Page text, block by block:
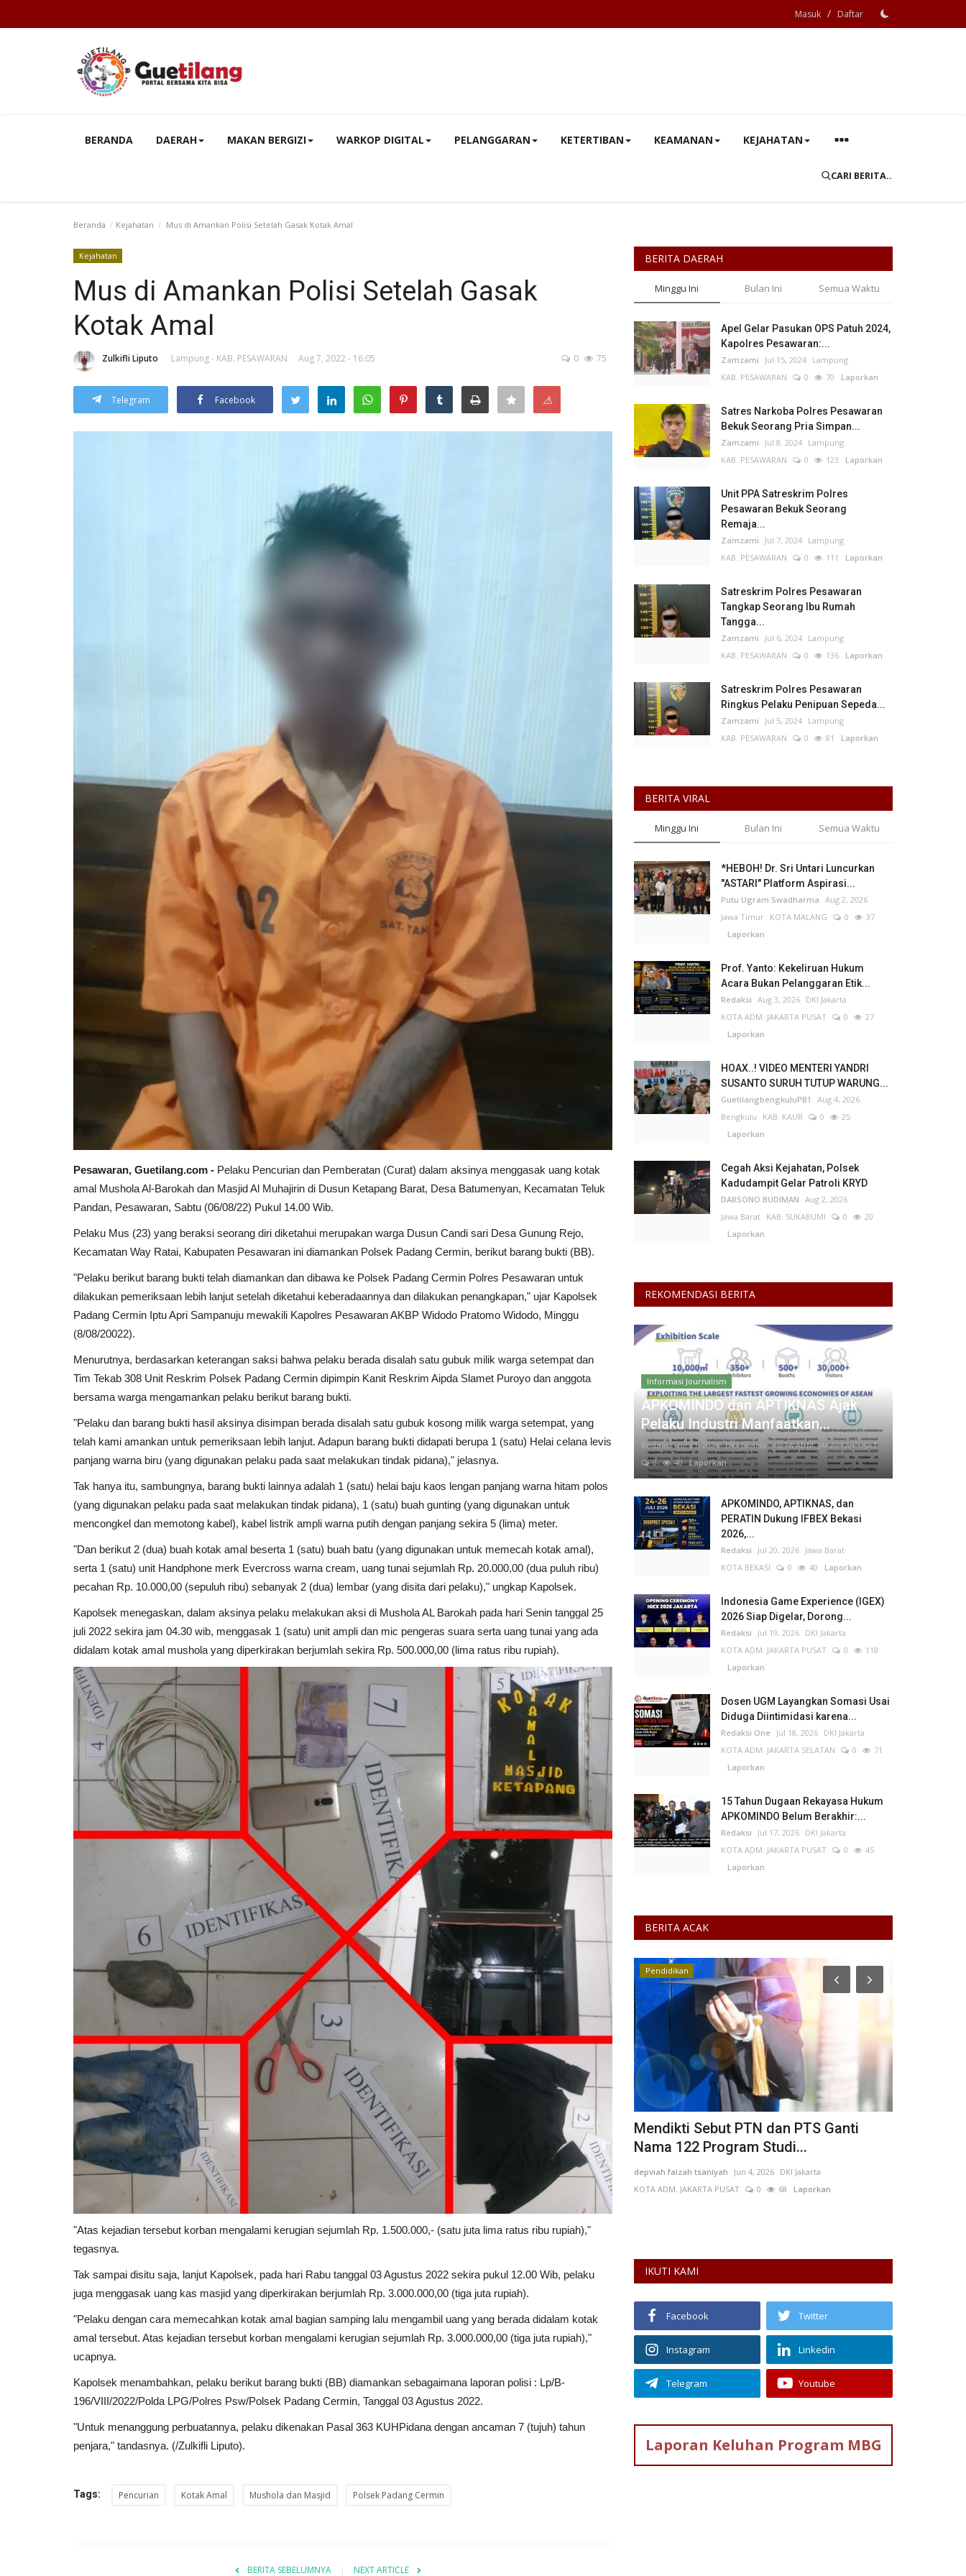
Masuk / Daftar
BERANDA DAERAH MAKAN BERGIZI WARKOP DIGITAL PELANGGARAN KETERTIBAN KEAMANAN KEJAHATAN
CARI BERITA..
Beranda Kejahatan Mus di Amankan Polisi Setelah Gasak Kotak Amal
Kejahatan
Mus di Amankan Polisi Setelah Gasak
Kotak Amal
Zulkifli Liputo Lampung - KAB. PESAWARAN Aug 7, 2022 - 16:05 0 75
Telegram Facebook ⚠
Pesawaran, Guetilang.com - Pelaku Pencurian dan Pemberatan (Curat) dalam aksinya menggasak uang kotak
amal Mushola Al-Barokah dan Masjid Al Muhajirin di Dusun Ketapang Barat, Desa Batumenyan, Kecamatan Teluk
Pandan, Pesawaran, Sabtu (06/08/22) Pukul 14.00 Wib.
Pelaku Mus (23) yang beraksi seorang diri diketahui merupakan warga Dusun Candi sari Desa Gunung Rejo,
Kecamatan Way Ratai, Kabupaten Pesawaran ini diamankan Polsek Padang Cermin, berikut barang bukti (BB).
"Pelaku berikut barang bukti telah diamankan dan dibawa ke Polsek Padang Cermin Polres Pesawaran untuk
dilakukan pemeriksaan lebih lanjut setelah diketahui keberadaannya dan dilakukan penangkapan," ujar Kapolsek
Padang Cermin Iptu Apri Sampanuju mewakili Kapolres Pesawaran AKBP Widodo Pratomo Widodo, Minggu
(8/08/20022).
Menurutnya, berdasarkan keterangan saksi bahwa pelaku berada disalah satu gubuk milik warga setempat dan
Tim Tekab 308 Unit Reskrim Polsek Padang Cermin dipimpin Kanit Reskrim Aipda Slamet Puroyo dan anggota
bersama warga mengamankan pelaku berikut barang bukti.
"Pelaku dan barang bukti hasil aksinya disimpan berada disalah satu gubuk kosong milik warga setempat, yang
telah kami amankan untuk pemeriksaan lebih lanjut. Adapun barang bukti didapati berupa 1 (satu) Helai celana levis
panjang warna biru (yang digunakan pelaku pada saat melakukan tindak pidana)," jelasnya.
Tak hanya itu, sambungnya, barang bukti lainnya adalah 1 (satu) helai baju kaos lengan panjang warna hitam polos
(yang digunakan pelaku pada saat melakukan tindak pidana), 1 (satu) buah gunting (yang digunakan untuk
mencongkel dan memotong kabel), kabel listrik ampli warna putih dengan panjang sekira 5 (lima) meter.
"Dan berikut 2 (dua) buah kotak amal beserta 1 (satu) buah batu (yang digunakan untuk memecah kotak amal),
serta 1 (satu) unit Handphone merk Evercross warna cream, uang tunai sejumlah Rp. 20.000,00 (dua puluh ribu)
pecahan Rp. 10.000,00 (sepuluh ribu) sebanyak 2 (dua) lembar (yang disita dari pelaku)," ungkap Kapolsek.
Kapolsek menegaskan, dalam aksinya pelaku melakukan aksi di Mushola AL Barokah pada hari Senin tanggal 25
juli 2022 sekira jam 04.30 wib, menggasak 1 (satu) unit ampli dan mic pengeras suara serta uang tunai yang ada
didalam kotak amal mushola yang diperkirakan berjumlah sekira Rp. 500.000,00 (lima ratus ribu rupiah).
"Atas kejadian tersebut korban mengalami kerugian sejumlah Rp. 1.500.000,- (satu juta lima ratus ribu rupiah),"
tegasnya.
Tak sampai disitu saja, lanjut Kapolsek, pada hari Rabu tanggal 03 Agustus 2022 sekira pukul 12.00 Wib, pelaku
juga menggasak uang kas masjid yang diperkirakan berjumlah Rp. 3.000.000,00 (tiga juta rupiah).
"Pelaku dengan cara memecahkan kotak amal bagian samping lalu mengambil uang yang berada didalam kotak
amal tersebut. Atas kejadian tersebut korban mengalami kerugian sejumlah Rp. 3.000.000,00 (tiga juta rupiah),"
ucapnya.
Kapolsek menambahkan, pelaku berikut barang bukti (BB) diamankan sebagaimana laporan polisi : Lp/B-
196/VIII/2022/Polda LPG/Polres Psw/Polsek Padang Cermin, Tanggal 03 Agustus 2022.
"Untuk menanggung perbuatannya, pelaku dikenakan Pasal 363 KUHPidana dengan ancaman 7 (tujuh) tahun
penjara," tandasnya. (/Zulkifli Liputo).
Tags: Pencurian Kotak Amal Mushola dan Masjid Polsek Padang Cermin
BERITA SEBELUMNYA NEXT ARTICLE
BERITA DAERAH
Minggu Ini Bulan Ini Semua Waktu
Apel Gelar Pasukan OPS Patuh 2024,
Kapolres Pesawaran:...
Zamzami Jul 15, 2024 Lampung
KAB. PESAWARAN
0 70 Laporkan
Satres Narkoba Polres Pesawaran
Bekuk Seorang Pria Simpan...
Zamzami Jul 8, 2024 Lampung
KAB. PESAWARAN
0 123 Laporkan
Unit PPA Satreskrim Polres
Pesawaran Bekuk Seorang
Remaja...
Zamzami Jul 7, 2024 Lampung
KAB. PESAWARAN
0 111 Laporkan
Satreskrim Polres Pesawaran
Tangkap Seorang Ibu Rumah
Tangga...
Zamzami Jul 6, 2024 Lampung
KAB. PESAWARAN
0 136 Laporkan
Satreskrim Polres Pesawaran
Ringkus Pelaku Penipuan Sepeda...
Zamzami Jul 5, 2024 Lampung
KAB. PESAWARAN
0 81 Laporkan
BERITA VIRAL
Minggu Ini Bulan Ini Semua Waktu
*HEBOH! Dr. Sri Untari Luncurkan
"ASTARI" Platform Aspirasi...
Putu Ugram Swadharma Aug 2, 2026
Jawa Timur KOTA MALANG 0
37
Laporkan
Prof. Yanto: Kekeliruan Hukum
Acara Bukan Pelanggaran Etik...
Redaksi Aug 3, 2026 DKI Jakarta
KOTA ADM. JAKARTA PUSAT
0
27
Laporkan
HOAX..! VIDEO MENTERI YANDRI
SUSANTO SURUH TUTUP WARUNG...
GuetilangbengkuluPB1
Aug 4, 2026
Bengkulu
KAB. KAUR 0
25
Laporkan
Cegah Aksi Kejahatan, Polsek
Kadudampit Gelar Patroli KRYD
DARSONO BUDIMAN Aug 2, 2026
Jawa Barat KAB. SUKABUMI 0
20
Laporkan
REKOMENDASI BERITA
Informasi Journalism
APKOMINDO dan APTIKNAS Ajak
Pelaku Industri Manfaatkan...
Redaksi Jul 21, 2026 DKI Jakarta KOTA ADM. JAKARTA PUSAT
0
40Laporkan
APKOMINDO, APTIKNAS, dan
PERATIN Dukung IFBEX Bekasi
2026,...
Redaksi Jul 20, 2026 Jawa Barat
KOTA BEKASI
0 40 Laporkan
Indonesia Game Experience (IGEX)
2026 Siap Digelar, Dorong...
Redaksi Jul 19, 2026 DKI Jakarta
KOTA ADM. JAKARTA PUSAT
0
118
Laporkan
Dosen UGM Layangkan Somasi Usai
Diduga Diintimidasi karena...
Redaksi One Jul 18, 2026 DKI Jakarta
KOTA ADM. JAKARTA SELATAN
0
71
Laporkan
15 Tahun Dugaan Rekayasa Hukum
APKOMINDO Belum Berakhir:...
Redaksi Jul 17, 2026 DKI Jakarta
KOTA ADM. JAKARTA PUSAT
0
45
Laporkan
BERITA ACAK
Komoditas
Harga Komoditas Indonesia
Berfluktuasi di Awal 2026, Dipengaruhi...
Nisita Nareswari Apr 1, 2026 DKI Jakarta
KOTA ADM. JAKARTA SELATAN
Berita Daerah
DIBALIK "KUASAI" LAWU: SURVEY 10
MEI 2026 JADI KUNCI SUKSES...
Putu Ugram Swadharma
Jawa Timur
KAB. SIDOARJO
Laporkan
Pendidikan
Mendikti Sebut PTN dan PTS Ganti
Nama 122 Program Studi...
depviah faizah tsaniyah Jun 4, 2026 DKI Jakarta
KOTA ADM. JAKARTA PUSAT
0 68 Laporkan
IKUTI KAMI
Facebook Twitter
Instagram Linkedin
Telegram Youtube
Laporan Keluhan Program MBG